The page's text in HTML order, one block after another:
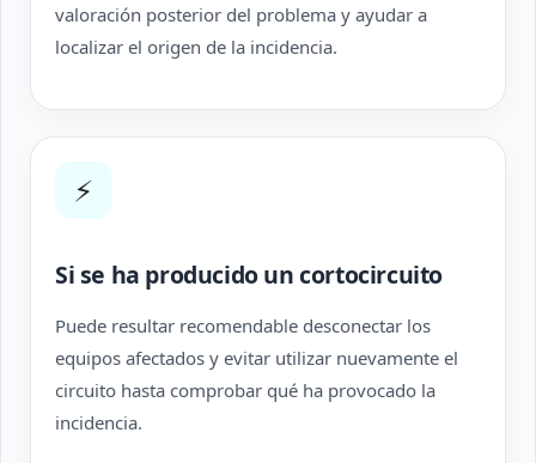
valoración posterior del problema y ayudar a
localizar el origen de la incidencia.
⚡
Si se ha producido un cortocircuito
Puede resultar recomendable desconectar los
equipos afectados y evitar utilizar nuevamente el
circuito hasta comprobar qué ha provocado la
incidencia.